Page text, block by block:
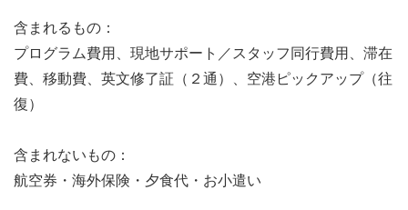
含まれるもの：
プログラム費用、現地サポート／スタッフ同行費用、滞在
費、移動費、英文修了証（２通）、空港ピックアップ（往
復）
含まれないもの：
航空券・海外保険・夕食代・お小遣い